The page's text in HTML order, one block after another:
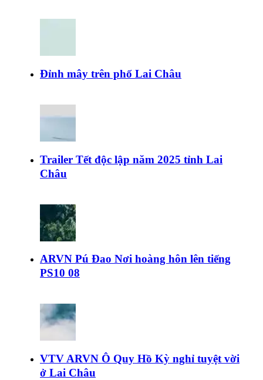
Đỉnh mây trên phố Lai Châu
Trailer Tết độc lập năm 2025 tỉnh Lai
Châu
ARVN Pú Đao Nơi hoàng hôn lên tiếng
PS10 08
VTV ARVN Ô Quy Hồ Kỳ nghỉ tuyệt vời
ở Lai Châu